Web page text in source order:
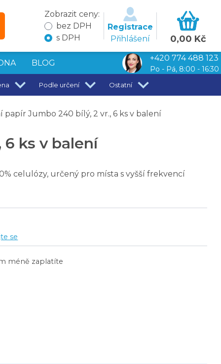
Zobrazit ceny:
bez DPH
s DPH
Registrace
Přihlášení
0,00 Kč
BLOG
+420 774 488 123
Po - Pá, 8:00 - 16:30
Podle určení Ostatní
papír Jumbo 240 bílý, 2 vr., 6 ks v balení
ks v balení
celulózy, určený pro místa s vyšší frekvencí
se
méně zaplatíte